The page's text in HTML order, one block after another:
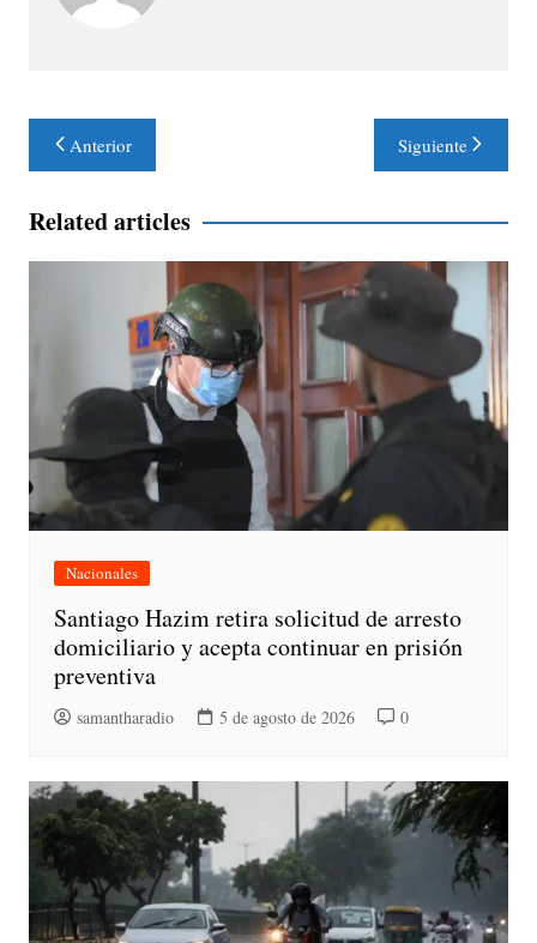
Navegación
de
entradas
Anterior Siguiente
Related articles
Nacionales
Santiago Hazim retira solicitud de arresto
domiciliario y acepta continuar en prisión
preventiva
samantharadio 5 de agosto de 2026 0